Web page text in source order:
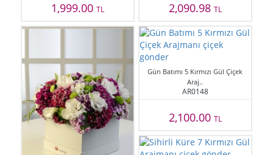
1,999.00TL 2,090.98 TL
Gün Batımı 5 Kırmızı Gül Çiçek
Araj..
AR0148
2,100.00 TL